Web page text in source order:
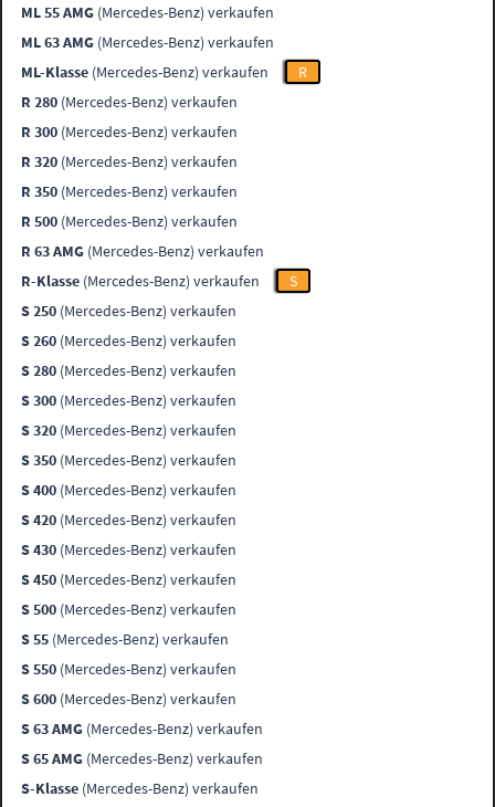
ML 55 AMG (Mercedes-Benz) verkaufen
ML 63 AMG (Mercedes-Benz) verkaufen
ML-Klasse (Mercedes-Benz) verkaufen
R
R 280 (Mercedes-Benz) verkaufen
R 300 (Mercedes-Benz) verkaufen
R 320 (Mercedes-Benz) verkaufen
R 350 (Mercedes-Benz) verkaufen
R 500 (Mercedes-Benz) verkaufen
R 63 AMG (Mercedes-Benz) verkaufen
R-Klasse (Mercedes-Benz) verkaufen
S
S 250 (Mercedes-Benz) verkaufen
S 260 (Mercedes-Benz) verkaufen
S 280 (Mercedes-Benz) verkaufen
S 300 (Mercedes-Benz) verkaufen
S 320 (Mercedes-Benz) verkaufen
S 350 (Mercedes-Benz) verkaufen
S 400 (Mercedes-Benz) verkaufen
S 420 (Mercedes-Benz) verkaufen
S 430 (Mercedes-Benz) verkaufen
S 450 (Mercedes-Benz) verkaufen
S 500 (Mercedes-Benz) verkaufen
S 55 (Mercedes-Benz) verkaufen
S 550 (Mercedes-Benz) verkaufen
S 600 (Mercedes-Benz) verkaufen
S 63 AMG (Mercedes-Benz) verkaufen
S 65 AMG (Mercedes-Benz) verkaufen
S-Klasse (Mercedes-Benz) verkaufen